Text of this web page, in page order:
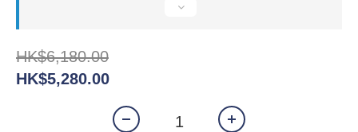
HK$6,180.00
HK$5,280.00